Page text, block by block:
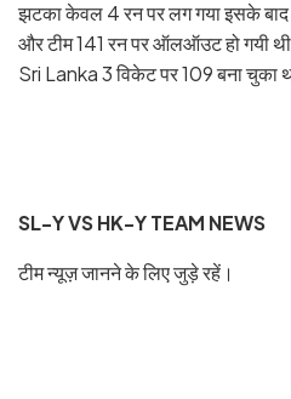
झटका केवल 4 रन पर लग गया इसके बाद
और टीम 141 रन पर ऑलऑउट हो गयी
Sri Lanka 3 विकेट पर 109 बना चुका
SL-Y VS HK-Y TEAM NEWS
टीम न्यूज़ जानने के लिए जुड़े रहें।